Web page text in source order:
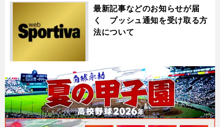
最新記事などのお知らせが届
く プッシュ通知を受け取る方
法について